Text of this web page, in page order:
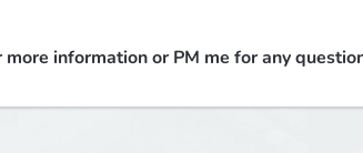
information or PM me for any